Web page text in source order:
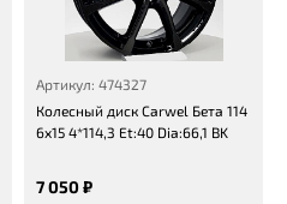
Артикул: 474327
Колесный диск Carwel Бета 114
6x15 4*114,3 Et:40 Dia:66,1 BK
7 050 ₽